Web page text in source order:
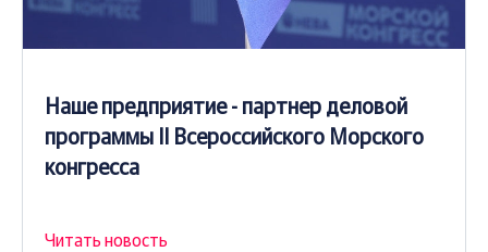
Наше предприятие - партнер деловой
программы II Всероссийского Морского
конгресса
Читать новость